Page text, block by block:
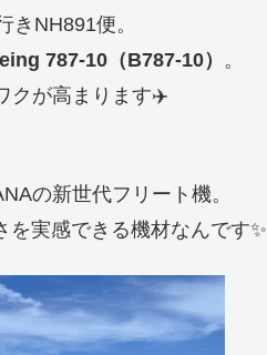
NH891便。
787-10（B787-10） 。
クが高まります✈️
の新世代フリート機。
実感できる機材なんです✨